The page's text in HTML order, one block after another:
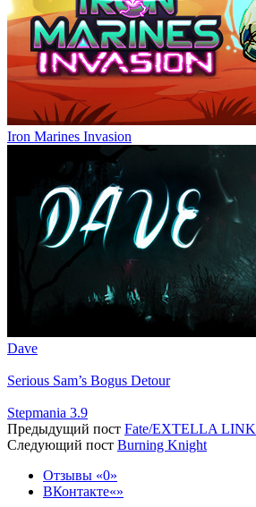
Iron Marines Invasion
Dave
Serious Sam’s Bogus Detour
Stepmania 3.9
Предыдущий пост Fate/EXTELLA LINK
Следующий пост Burning Knight
Отзывы
0
ВКонтакте